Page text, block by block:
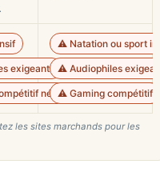
exigeants
nécessitant un micro
⚠️ Natation ou sport
⚠️ Audiophiles
⚠️ Gaming compétitif
les sites marchands pour les